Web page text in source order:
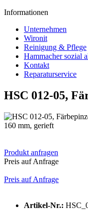
Informationen
Unternehmen
Wironit
Reinigung & Pflege
Hammacher sozial
Kontakt
Reparaturservice
HSC 012-05,
160 mm, gerieft
Produkt anfragen
Preis auf Anfrage
Preis auf Anfrage
Artikel-Nr.: